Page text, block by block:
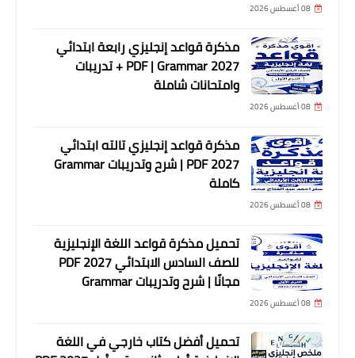
08 أغسطس 2026
مذكرة قواعد إنجليزي رابعة ابتدائي
2027 PDF | Grammar + تدريبات
وامتحانات شاملة
08 أغسطس 2026
مذكرة قواعد إنجليزي تالته ابتدائي
2027 PDF | شرح وتدريبات Grammar
كاملة
08 أغسطس 2026
تحميل مذكرة قواعد اللغة الإنجليزية
للصف السادس الابتدائي 2027 PDF
مجانًا | شرح وتدريبات Grammar
08 أغسطس 2026
تحميل أفضل كتاب خارجي في اللغة